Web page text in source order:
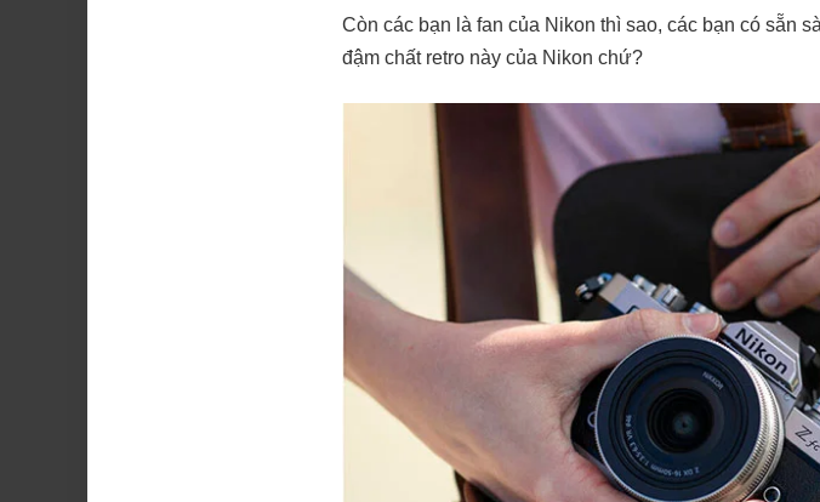
Còn các bạn là fan của Nikon thì sao, các bạn có sẵn
đậm chất retro này của Nikon chứ?